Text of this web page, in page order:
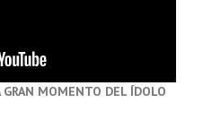
GRAN MOMENTO DEL ÍDOLO